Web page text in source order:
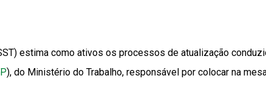
estima como ativos os processos de atualização
), do Ministério do Trabalho, responsável por colocar na